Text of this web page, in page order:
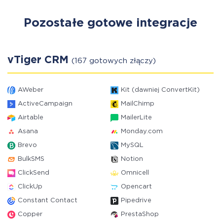
Pozostałe gotowe integracje
vTiger CRM (167 gotowych złączy)
AWeber Kit (dawniej ConvertKit)
ActiveCampaign MailChimp
Airtable MailerLite
Asana Monday.com
Brevo MySQL
BulkSMS Notion
ClickSend Omnicell
ClickUp Opencart
Constant Contact Pipedrive
Copper PrestaShop